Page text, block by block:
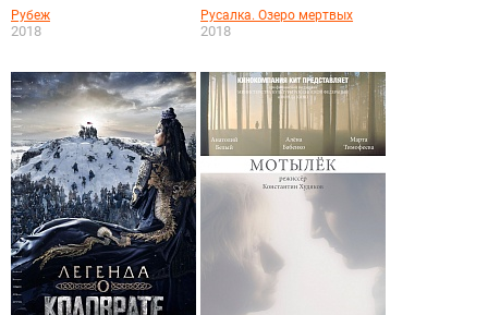
Рубеж
2018
Русалка. Озеро мертвых
2018